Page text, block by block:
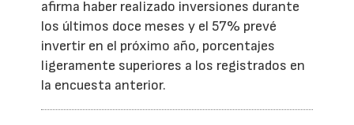
afirma haber realizado inversiones durante
los últimos doce meses y el 57% prevé
invertir en el próximo año, porcentajes
ligeramente superiores a los registrados en
la encuesta anterior.